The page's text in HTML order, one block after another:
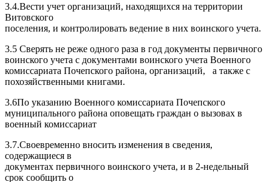
3.4.Вести учет организаций, находящихся на территории
Витовского
поселения, и контролировать ведение в них воинского учета.
3.5 Сверять не реже одного раза в год документы первичного
воинского учета с документами воинского учета Военного
комиссариата Почепского района, организаций, а также с
похозяйственными книгами.
3.6По указанию Военного комиссариата Почепского
муниципального района оповещать граждан о вызовах в
военный комиссариат
3.7.Своевременно вносить изменения в сведения,
содержащиеся в
документах первичного воинского учета, и в 2-недельный
срок сообщить о